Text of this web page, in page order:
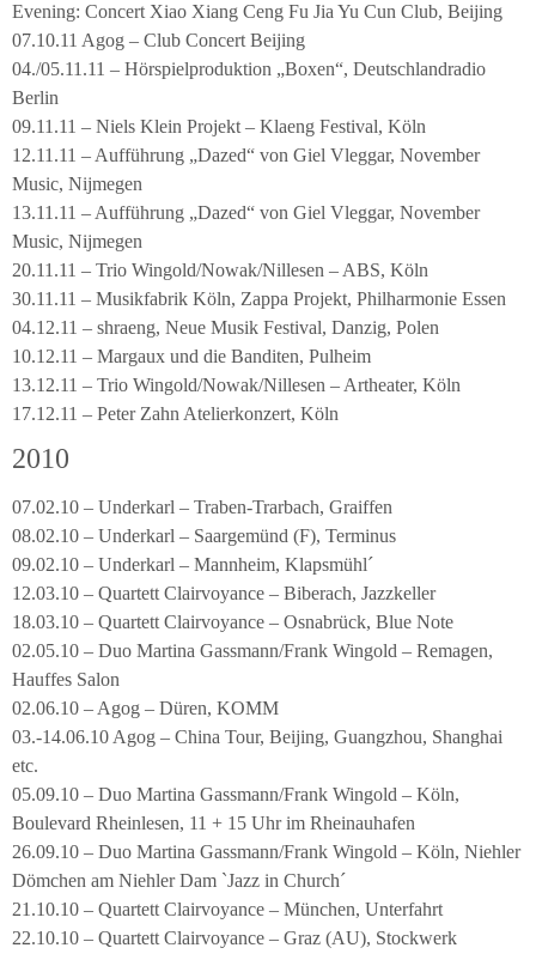
Evening: Concert Xiao Xiang Ceng Fu Jia Yu Cun Club, Beijing
07.10.11 Agog – Club Concert Beijing
04./05.11.11 – Hörspielproduktion „Boxen“, Deutschlandradio
Berlin
09.11.11 – Niels Klein Projekt – Klaeng Festival, Köln
12.11.11 – Aufführung „Dazed“ von Giel Vleggar, November
Music, Nijmegen
13.11.11 – Aufführung „Dazed“ von Giel Vleggar, November
Music, Nijmegen
20.11.11 – Trio Wingold/Nowak/Nillesen – ABS, Köln
30.11.11 – Musikfabrik Köln, Zappa Projekt, Philharmonie Essen
04.12.11 – shraeng, Neue Musik Festival, Danzig, Polen
10.12.11 – Margaux und die Banditen, Pulheim
13.12.11 – Trio Wingold/Nowak/Nillesen – Artheater, Köln
17.12.11 – Peter Zahn Atelierkonzert, Köln
2010
07.02.10 – Underkarl – Traben-Trarbach, Graiffen
08.02.10 – Underkarl – Saargemünd (F), Terminus
09.02.10 – Underkarl – Mannheim, Klapsmühl´
12.03.10 – Quartett Clairvoyance – Biberach, Jazzkeller
18.03.10 – Quartett Clairvoyance – Osnabrück, Blue Note
02.05.10 – Duo Martina Gassmann/Frank Wingold – Remagen,
Hauffes Salon
02.06.10 – Agog – Düren, KOMM
03.-14.06.10 Agog – China Tour, Beijing, Guangzhou, Shanghai
etc.
05.09.10 – Duo Martina Gassmann/Frank Wingold – Köln,
Boulevard Rheinlesen, 11 + 15 Uhr im Rheinauhafen
26.09.10 – Duo Martina Gassmann/Frank Wingold – Köln, Niehler
Dömchen am Niehler Dam `Jazz in Church´
21.10.10 – Quartett Clairvoyance – München, Unterfahrt
22.10.10 – Quartett Clairvoyance – Graz (AU), Stockwerk